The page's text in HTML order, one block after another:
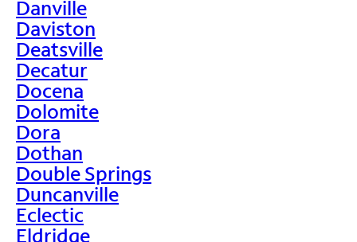
Danville
Daviston
Deatsville
Decatur
Docena
Dolomite
Dora
Dothan
Double Springs
Duncanville
Eclectic
Eldridge